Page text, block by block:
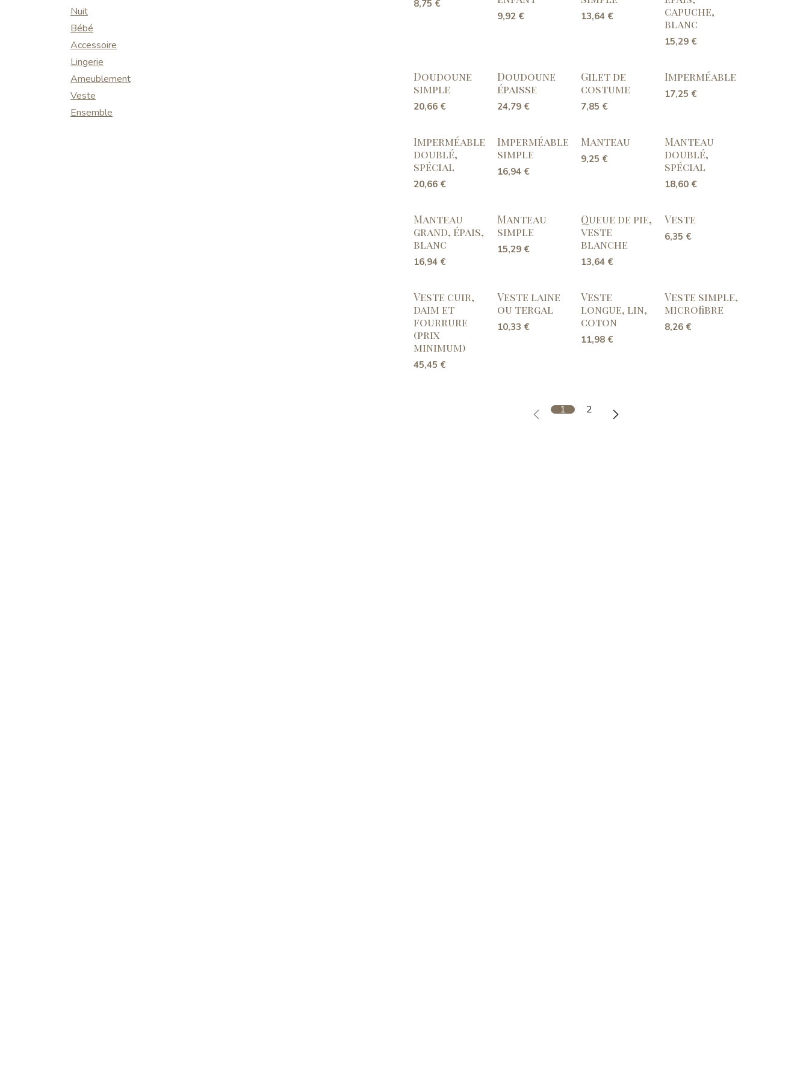
Nuit
Bébé
Accessoire
Lingerie
Ameublement
Veste
Ensemble
8,75 €
9,92€ 13,64€
capuche,
blanc
15,29€
Doudoune
simple
20,66 €
Doudoune
épaisse
24,79€
Gilet de
costume
7,85 €
Imperméable
17,25 €
Imperméable
doublé,
spécial
20,66 €
Imperméable
simple
16,94€
Manteau
9,25 €
Manteau
doublé,
spécial
18,60€
Manteau
grand, épais,
blanc
16,94 €
Manteau
simple
15,29€
Queue de pie,
veste
blanche
13,64€
Veste
6,35 €
Veste cuir,
daim et
fourrure
(prix
minimum)
45,45 €
Veste laine
ou tergal
10,33 €
Veste
longue, lin,
coton
11,98€
Veste simple,
microfibre
8,26€
1 2